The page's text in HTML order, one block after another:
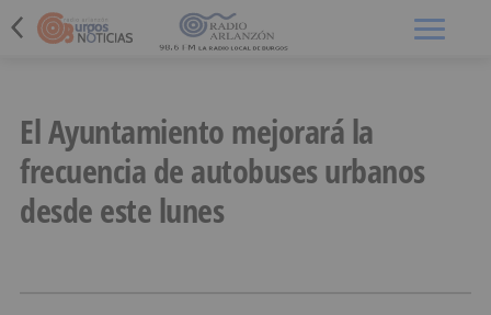
El Ayuntamiento mejorará la
frecuencia de autobuses urbanos
desde este lunes